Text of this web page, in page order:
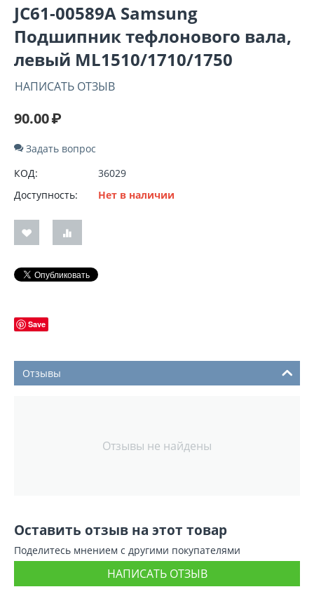
JC61-00589A Samsung
Подшипник тефлонового вала,
левый ML1510/1710/1750
НАПИСАТЬ ОТЗЫВ
90.00₽
Задать вопрос
КОД:
36029
Доступность:
Нет в наличии
Save
Отзывы
Отзывы не найдены
Оставить отзыв на этот товар
Поделитесь мнением с другими покупателями
НАПИСАТЬ ОТЗЫВ